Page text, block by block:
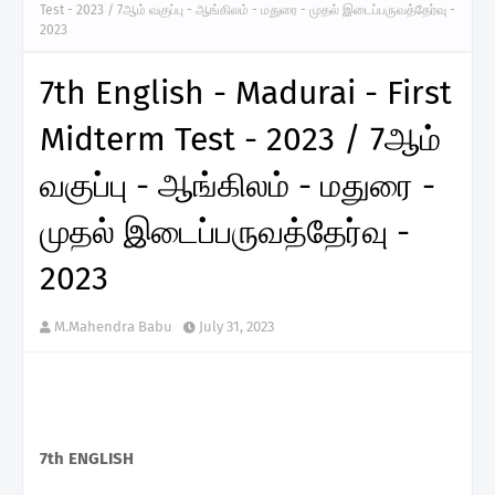
Test - 2023 / 7ஆம் வகுப்பு - ஆங்கிலம் - மதுரை - முதல் இடைப்பருவத்தேர்வு -
2023
7th English - Madurai - First
Midterm Test - 2023 / 7ஆம்
வகுப்பு - ஆங்கிலம் - மதுரை -
முதல் இடைப்பருவத்தேர்வு -
2023
M.Mahendra Babu July 31, 2023
7th ENGLISH